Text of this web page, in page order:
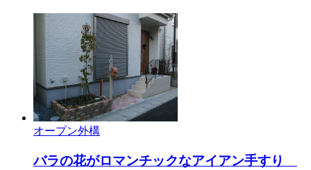
オープン外構
バラの花がロマンチックなアイアン手すり